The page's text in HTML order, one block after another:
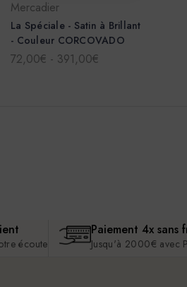
Mercadier
La Spéciale - Satin à Brillant
- Couleur CORCOVADO
72,00€ - 391,00€
écoute
Paiement 4x sans
Jusqu'à 2000€ avec